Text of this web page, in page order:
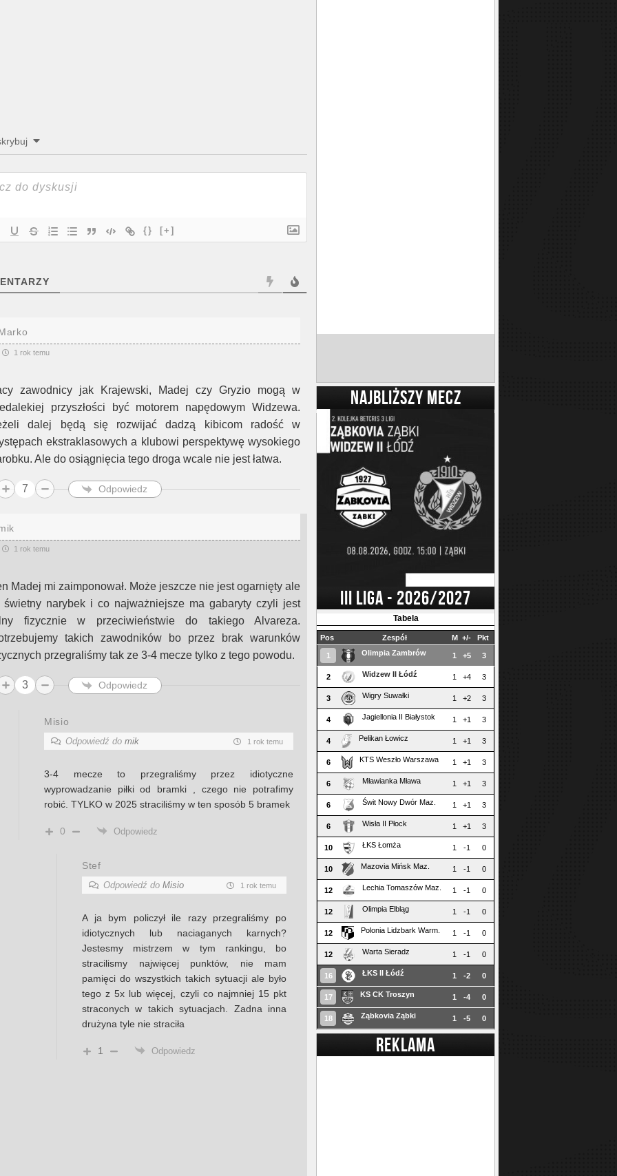
{} [+]
1 rok temu
zawodnicy jak Krajewski, Madej czy Gryzio mogą w
przyszłości być motorem napędowym Widzewa.
dalej będą się rozwijać dadzą kibicom radość w
ekstraklasowych a klubowi perspektywę wysokiego
Ale do osiągnięcia tego droga wcale nie jest łatwa.
7 Odpowiedz
1 rok temu
Madej mi zaimponował. Może jeszcze nie jest ogarnięty ale
świetny narybek i co najważniejsze ma gabaryty czyli jest
fizycznie w przeciwieństwie do takiego Alvareza.
takich zawodników bo przez brak warunków
przegraliśmy tak ze 3-4 mecze tylko z tego powodu.
3 Odpowiedz
Misio
Odpowiedź do mik 1 rok temu
3-4 mecze to przegraliśmy przez idiotyczne
wyprowadzanie piłki od bramki , czego nie potrafimy
robić. TYLKO w 2025 straciliśmy w ten sposób 5 bramek
0 Odpowiedz
Stef
Odpowiedź do Misio 1 rok temu
A ja bym policzył ile razy przegraliśmy po
idiotycznych lub naciaganych karnych?
Jestesmy mistrzem w tym rankingu, bo
stracilismy najwięcej punktów, nie mam
pamięci do wszystkich takich sytuacji ale było
tego z 5x lub więcej, czyli co najmniej 15 pkt
straconych w takich sytuacjach. Zadna inna
drużyna tyle nie straciła
1 Odpowiedz
NAJBLIŻSZY MECZ
III LIGA - 2026/2027
Tabela
Pos Zespół M +/- Pkt
1 Olimpia Zambrów 1 +5 3
2 Widzew II Łódź 1 +4 3
3 Wigry Suwałki 1 +2 3
4 Jagiellonia II Białystok 1 +1 3
4 Pelikan Łowicz 1 +1 3
6 KTS Weszło Warszawa 1 +1 3
6 Mławianka Mława 1 +1 3
6 Świt Nowy Dwór Maz. 1 +1 3
6 Wisła II Płock 1 +1 3
10 ŁKS Łomża 1 -1 0
10 Mazovia Mińsk Maz. 1 -1 0
12 Lechia Tomaszów Maz. 1 -1 0
12 Olimpia Elbląg 1 -1 0
12 Polonia Lidzbark Warm. 1 -1 0
12 Warta Sieradz 1 -1 0
16 ŁKS II Łódź 1 -2 0
17 KS CK Troszyn 1 -4 0
18 Ząbkovia Ząbki 1 -5 0
REKLAMA